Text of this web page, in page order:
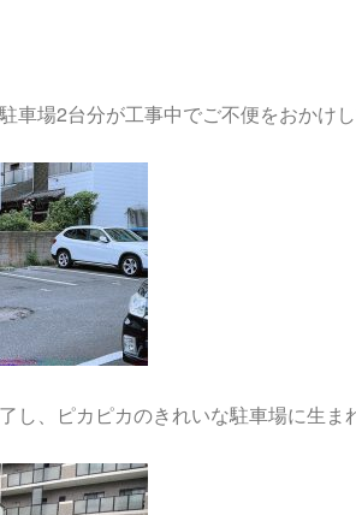
車場2台分が工事中でご不便をおかけ
し、ピカピカのきれいな駐車場に生ま